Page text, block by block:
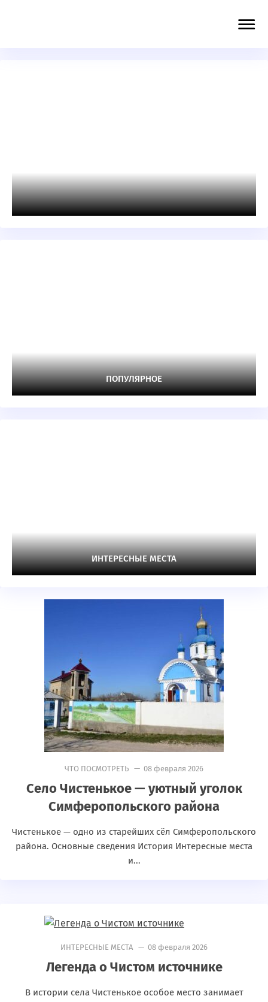
ПОПУЛЯРНОЕ
ИНТЕРЕСНЫЕ МЕСТА
ЧТО ПОСМОТРЕТЬ — 08 февраля 2026
Село Чистенькое — уютный уголок
Симферопольского района
Чистенькое — одно из старейших сёл Симферопольского
района. Основные сведения История Интересные места
и...
ИНТЕРЕСНЫЕ МЕСТА — 08 февраля 2026
Легенда о Чистом источнике
В истории села Чистенькое особое место занимает